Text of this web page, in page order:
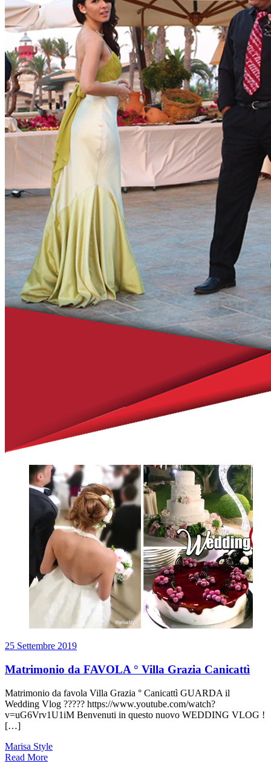
25 Settembre 2019
Matrimonio da FAVOLA ° Villa Grazia Canicattì
Matrimonio da favola Villa Grazia ° Canicattì GUARDA il
Wedding Vlog ????? https://www.youtube.com/watch?
v=uG6Vrv1U1iM Benvenuti in questo nuovo WEDDING VLOG !
[…]
Marisa Style
Read More